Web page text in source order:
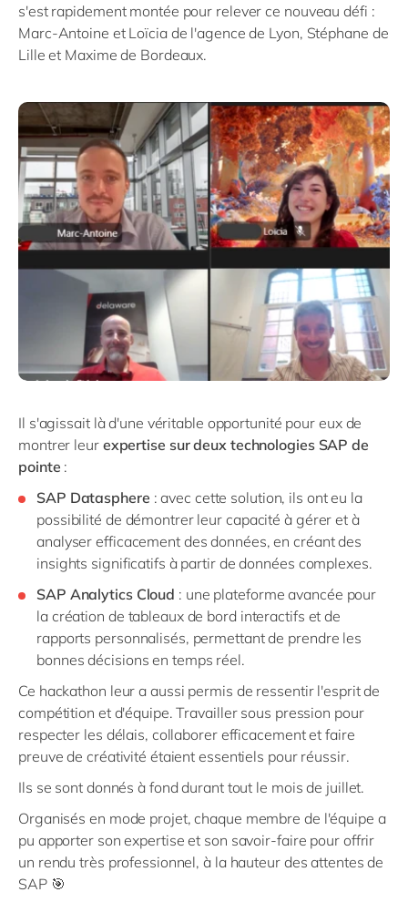
s'est rapidement montée pour relever ce nouveau défi :
Marc-Antoine et Loïcia de l'agence de Lyon, Stéphane de
Lille et Maxime de Bordeaux.
Il s'agissait là d'une véritable opportunité pour eux de
montrer leur expertise sur deux technologies SAP de
pointe :
SAP Datasphere : avec cette solution, ils ont eu la
possibilité de démontrer leur capacité à gérer et à
analyser efficacement des données, en créant des
insights significatifs à partir de données complexes.
SAP Analytics Cloud : une plateforme avancée pour
la création de tableaux de bord interactifs et de
rapports personnalisés, permettant de prendre les
bonnes décisions en temps réel.
Ce hackathon leur a aussi permis de ressentir l'esprit de
compétition et d'équipe. Travailler sous pression pour
respecter les délais, collaborer efficacement et faire
preuve de créativité étaient essentiels pour réussir.
Ils se sont donnés à fond durant tout le mois de juillet.
Organisés en mode projet, chaque membre de l'équipe a
pu apporter son expertise et son savoir-faire pour offrir
un rendu très professionnel, à la hauteur des attentes de
SAP 🎯